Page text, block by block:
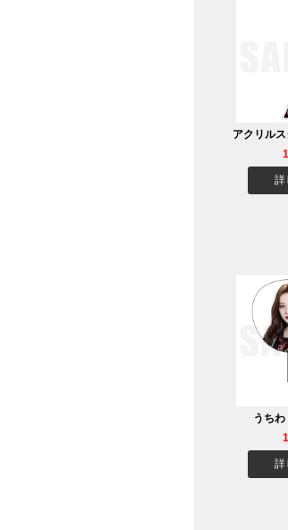
アクリル
詳
うち
詳